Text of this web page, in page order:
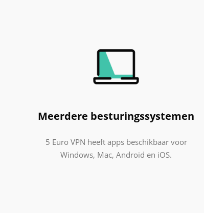
Meerdere besturingssystemen
5 Euro VPN heeft apps beschikbaar voor
Windows, Mac, Android en iOS.